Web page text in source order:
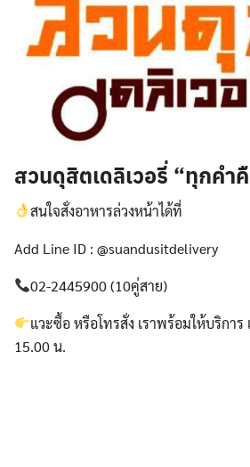
สวนดุสิตเดลิเวอรี่ “ทุกค
สนใจสั่งอาหารล่วงหน้าได้ที่
Add Line ID : @suandusitdelivery
02-2445900 (10คู่สาย)
แวะซื้อ หรือโทรสั่ง เราพร้อมให้บริการ
15.00 น.